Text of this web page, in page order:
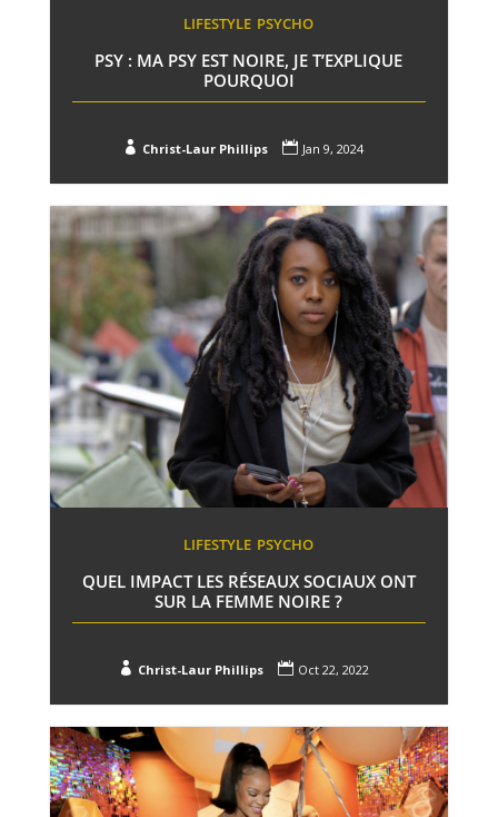
LIFESTYLE PSYCHO
PSY : MA PSY EST NOIRE, JE T’EXPLIQUE
POURQUOI
 Christ-Laur Phillips  Jan 9, 2024
LIFESTYLE PSYCHO
QUEL IMPACT LES RÉSEAUX SOCIAUX ONT
SUR LA FEMME NOIRE ?
 Christ-Laur Phillips  Oct 22, 2022